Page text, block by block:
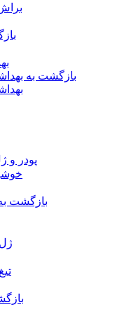
بازگشت به
پودر و
بازگشت